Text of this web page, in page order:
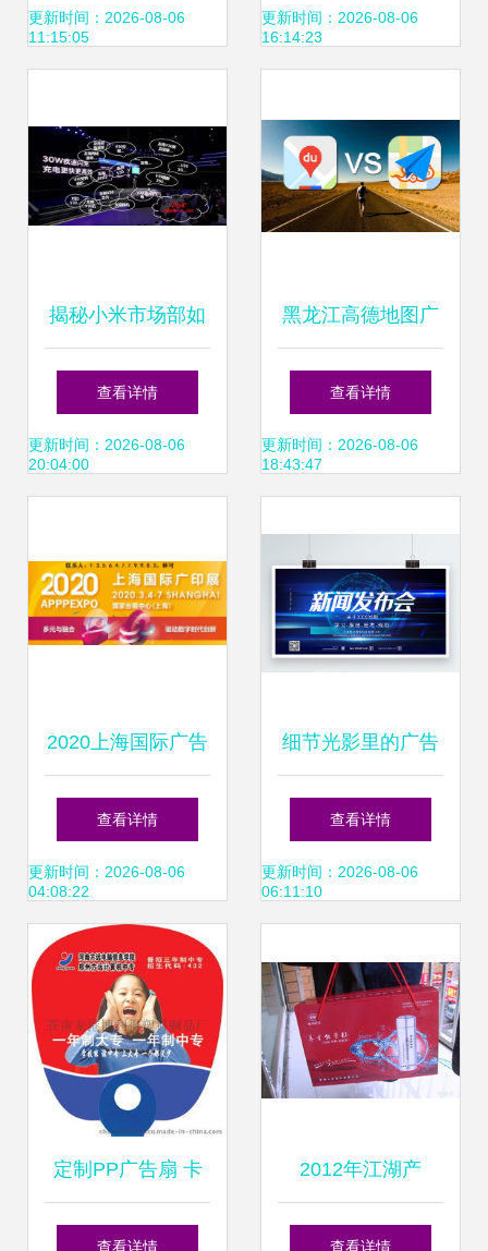
传播力量
更新时间：2026-08-06
11:15:05
统赋能高效广告发
更新时间：2026-08-06
16:14:23
揭秘小米市场部如
何操纵黑稿 一份内
部培训记录
查看详情
更新时间：2026-08-06
20:04:00
黑龙江高德地图广
告开户与推广代理
指南
查看详情
更新时间：2026-08-06
18:43:47
2020上海国际广告
展 创新技术引领广
告行业新业态
查看详情
更新时间：2026-08-06
04:08:22
细节光影里的广告
叙事——浅谈平面
广告制作的臻境
查看详情
更新时间：2026-08-06
06:11:10
定制PP广告扇 卡
通O型柄与铆钉柄
查看详情
2012年江湖产
品“养生戒烟杯” 市
查看详情